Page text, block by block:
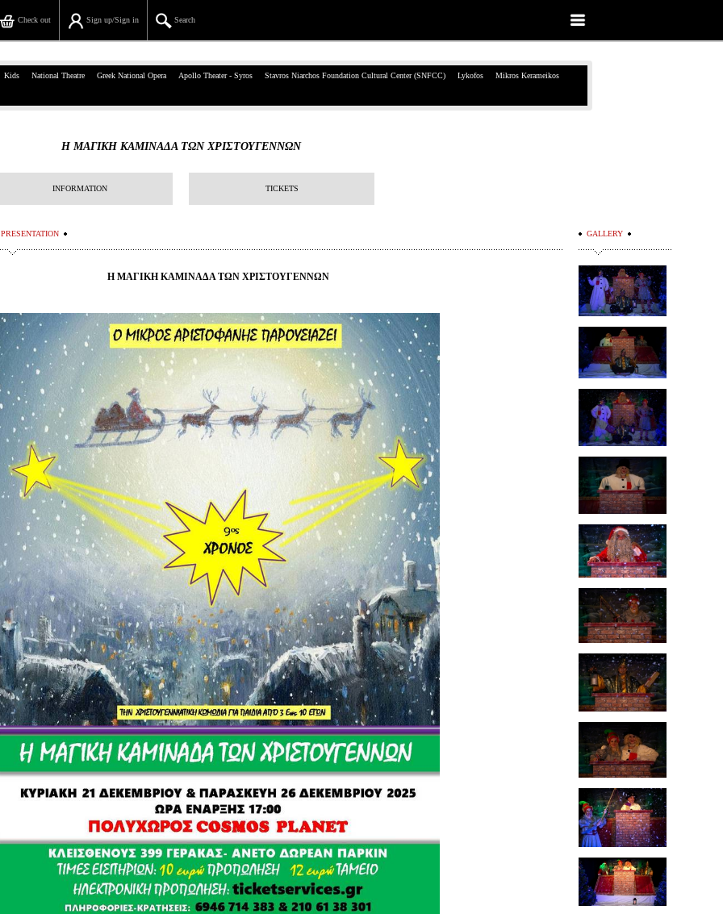
Search
Sign up/Sign in
Check out
39, Panepistimiou Str, Athens
Information
Είσοδος διαχειριστή
Kids National Theatre Greek National Opera Apollo Theater - Syros Stavros Niarchos Foundation Cultural Center (SNFCC) Lykofos Mikros Kerameikos
Η ΜΑΓΙΚΗ ΚΑΜΙΝΑΔΑ ΤΩΝ ΧΡΙΣΤΟΥΓΕΝΝΩΝ
INFORMATION TICKETS
PRESENTATION
Η ΜΑΓΙΚΗ ΚΑΜΙΝΑΔΑ ΤΩΝ ΧΡΙΣΤΟΥΓΕΝΝΩΝ
GALLERY